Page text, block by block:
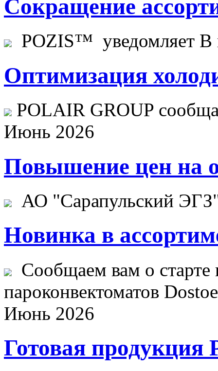
Сокращение
POZIS™ уведомляет В
Оптимизация
POLAIR GROUP
Июнь 2026
Повышение цен на
АО "Сарапульский
Новинка в
Сообщаем вам о старте
пароконвектоматов
Июнь 2026
Готовая продукция